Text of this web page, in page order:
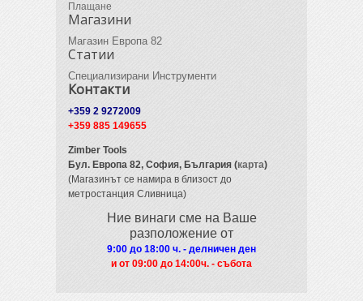
Плащане
Магазини
Магазин Европа 82
Статии
Специализирани Инструменти
Контакти
+359 2 9272009
+359 885 149655
Zimber Tools
Бул. Европа 82, София, България (карта)
(Магазинът се намира в близост до
метростанция Сливница)
Ние винаги сме на Ваше
разположение от
9:00 до 18:00 ч. - делничен ден
и от 09:00 до 14:00ч. - събота